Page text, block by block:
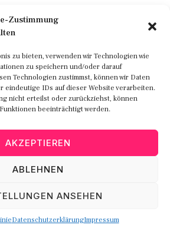
Zustimmung
zu bieten, verwenden wir Technologien wie
zu speichern und/oder darauf
Technologien zustimmst, können wir Daten
eindeutige IDs auf dieser Website verarbeiten.
nicht erteilst oder zurückziehst, können
beeinträchtigt werden.
AKZEPTIEREN
ABLEHNEN
ANSEHEN
DatenschutzerklärungImpressum
Datenschutzerklärung